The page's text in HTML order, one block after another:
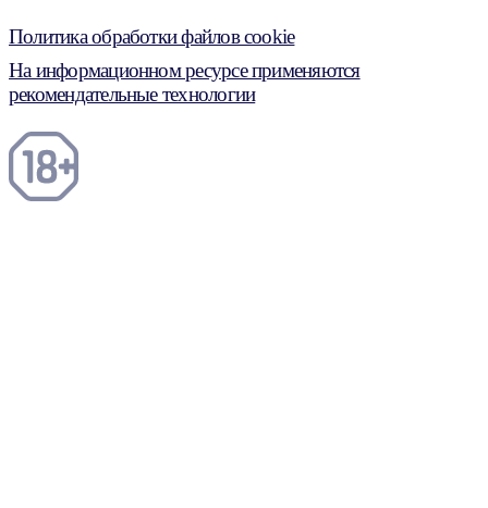
Политика обработки файлов cookie
На информационном ресурсе применяются
рекомендательные технологии